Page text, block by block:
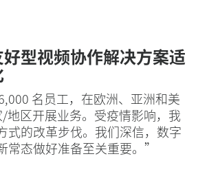
型视频协作解决方案适
名员工，在欧洲、亚洲和美
地区开展业务。受疫情影响，我
式的改革步伐。我们深信，数字
常态做好准备至关重要。”